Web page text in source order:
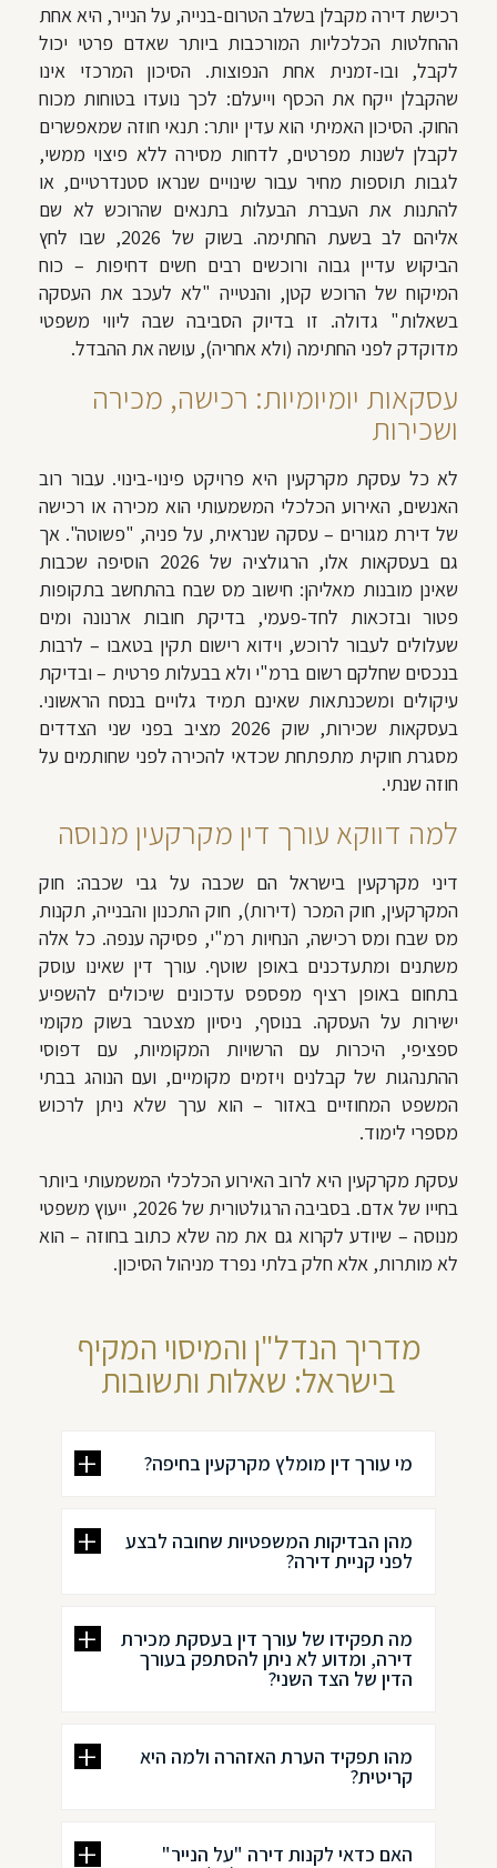
רכישת דירה מקבלן בשלב הטרום-בנייה, על הנייר, היא אחת
ההחלטות הכלכליות המורכבות ביותר שאדם פרטי יכול
לקבל, ובו-זמנית אחת הנפוצות. הסיכון המרכזי אינו
שהקבלן ייקח את הכסף וייעלם: לכך נועדו בטוחות מכוח
החוק. הסיכון האמיתי הוא עדין יותר: תנאי חוזה שמאפשרים
לקבלן לשנות מפרטים, לדחות מסירה ללא פיצוי ממשי,
לגבות תוספות מחיר עבור שינויים שנראו סטנדרטיים, או
להתנות את העברת הבעלות בתנאים שהרוכש לא שם
אליהם לב בשעת החתימה. בשוק של 2026, שבו לחץ
הביקוש עדיין גבוה ורוכשים רבים חשים דחיפות – כוח
המיקוח של הרוכש קטן, והנטייה "לא לעכב את העסקה
בשאלות" גדולה. זו בדיוק הסביבה שבה ליווי משפטי
מדוקדק לפני החתימה (ולא אחריה), עושה את ההבדל.
עסקאות יומיומיות: רכישה, מכירה
ושכירות
לא כל עסקת מקרקעין היא פרויקט פינוי-בינוי. עבור רוב
האנשים, האירוע הכלכלי המשמעותי הוא מכירה או רכישה
של דירת מגורים – עסקה שנראית, על פניה, "פשוטה". אך
גם בעסקאות אלו, הרגולציה של 2026 הוסיפה שכבות
שאינן מובנות מאליהן: חישוב מס שבח בהתחשב בתקופות
פטור ובזכאות לחד-פעמי, בדיקת חובות ארנונה ומים
שעלולים לעבור לרוכש, וידוא רישום תקין בטאבו – לרבות
בנכסים שחלקם רשום ברמ"י ולא בבעלות פרטית – ובדיקת
עיקולים ומשכנתאות שאינם תמיד גלויים בנסח הראשוני.
בעסקאות שכירות, שוק 2026 מציב בפני שני הצדדים
מסגרת חוקית מתפתחת שכדאי להכירה לפני שחותמים על
חוזה שנתי.
למה דווקא עורך דין מקרקעין מנוסה
דיני מקרקעין בישראל הם שכבה על גבי שכבה: חוק
המקרקעין, חוק המכר (דירות), חוק התכנון והבנייה, תקנות
מס שבח ומס רכישה, הנחיות רמ"י, פסיקה ענפה. כל אלה
משתנים ומתעדכנים באופן שוטף. עורך דין שאינו עוסק
בתחום באופן רציף מפספס עדכונים שיכולים להשפיע
ישירות על העסקה. בנוסף, ניסיון מצטבר בשוק מקומי
ספציפי, היכרות עם הרשויות המקומיות, עם דפוסי
ההתנהגות של קבלנים ויזמים מקומיים, ועם הנוהג בבתי
המשפט המחוזיים באזור – הוא ערך שלא ניתן לרכוש
מספרי לימוד.
עסקת מקרקעין היא לרוב האירוע הכלכלי המשמעותי ביותר
בחייו של אדם. בסביבה הרגולטורית של 2026, ייעוץ משפטי
מנוסה – שיודע לקרוא גם את מה שלא כתוב בחוזה – הוא
לא מותרות, אלא חלק בלתי נפרד מניהול הסיכון.
מדריך הנדל"ן והמיסוי המקיף
בישראל: שאלות ותשובות
מי עורך דין מומלץ מקרקעין בחיפה?
מהן הבדיקות המשפטיות שחובה לבצע
לפני קניית דירה?
מה תפקידו של עורך דין בעסקת מכירת
דירה, ומדוע לא ניתן להסתפק בעורך
הדין של הצד השני?
מהו תפקיד הערת האזהרה ולמה היא
קריטית?
האם כדאי לקנות דירה "על הנייר"